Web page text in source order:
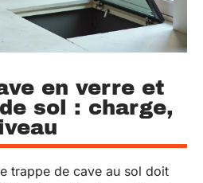
en verre et
sol : charge,
trappe de cave au sol doit